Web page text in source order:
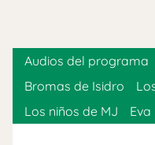
Audios del programa
Bromas de Isidro
Los niños de MJ